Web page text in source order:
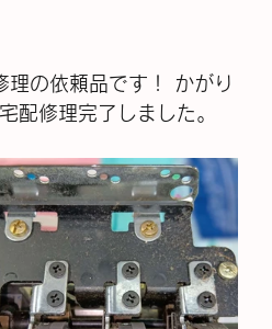
の依頼品です！ かがり
配修理完了しました。